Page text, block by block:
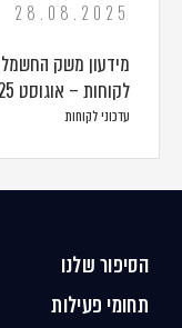
28.08.2025
מידעון משק החשמל
לקוחות – אוגוסט 2025
עדכוני לקוחות
הסיפור שלנו
תחומי פעילות